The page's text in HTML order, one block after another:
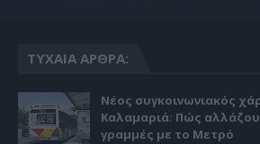
ΤΥΧΑΊΑ ΆΡΘΡΑ:
Νέος συγκοινωνιακός
Καλαμαριά: Πώς
γραμμές με το Μετρό